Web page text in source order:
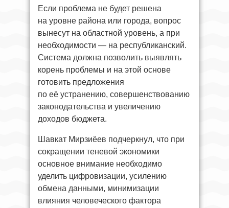
Если проблема не будет решена
на уровне района или города, вопрос
вынесут на областной уровень, а при
необходимости — на республиканский.
Система должна позволить выявлять
корень проблемы и на этой основе
готовить предложения
по её устранению, совершенствованию
законодательства и увеличению
доходов бюджета.
Шавкат Мирзиёев подчеркнул, что при
сокращении теневой экономики
основное внимание необходимо
уделить цифровизации, усилению
обмена данными, минимизации
влияния человеческого фактора